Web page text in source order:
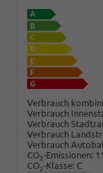
Verbrauch
Verbrauch
Verbrauch
Verbrauch
Verbrauch
CO2-Emissionen:
CO2-Klasse: C